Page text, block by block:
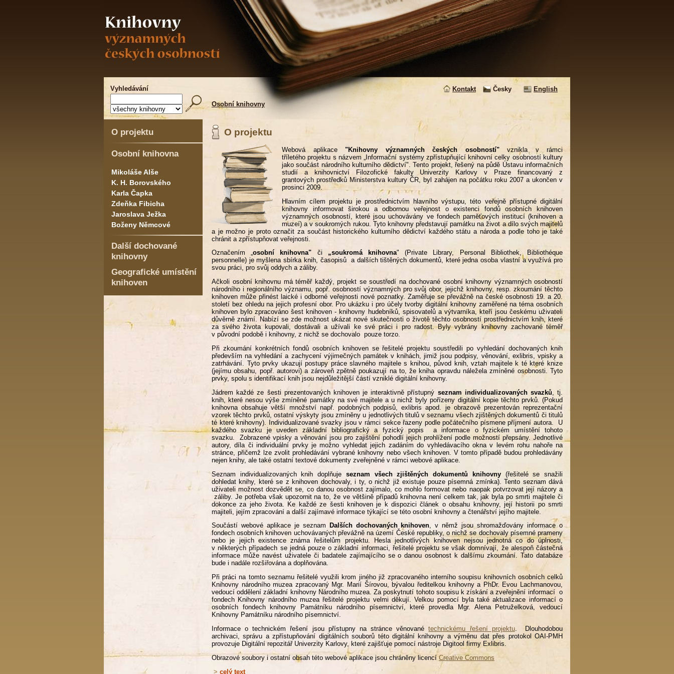
Vyhledávání Kontakt Česky
English
Osobní knihovny
O projektu
Osobní knihovna
Mikoláše Alše
K. H. Borovského
Karla Čapka
Zdeňka Fibicha
Jaroslava Ježka
Boženy Němcové
Další dochované
knihovny
Geografické umístění
knihoven
O projektu
Webová aplikace "Knihovny významných českých osobností"vznikla v rámci
tříletého projektu s názvem „Informační systémy zpřístupňující knihovní celky osobností kultury
jako součást národního kulturního dědictví". Tento projekt, řešený na půdě Ústavu informačních
studií a knihovnictví Filozofické fakulty Univerzity Karlovy v Praze financovaný z
grantových prostředků Ministerstva kultury ČR, byl zahájen na počátku roku 2007 a ukončen v
prosinci 2009.
Hlavním cílem projektu je prostřednictvím hlavního výstupu, této veřejně přístupné digitální
knihovny informovat širokou a odbornou veřejnost o existenci fondů osobních knihoven
významných osobností, které jsou uchovávány ve fondech paměťových institucí (knihoven a
muzeí) a v soukromých rukou. Tyto knihovny představují památku na život a dílo svých majitelů
a je možno je proto označit za součást historického kulturního dědictví každého státu a národa a podle toho je také
chránit a zpřístupňovat veřejnosti.
Označením „osobní knihovna" či „soukromá knihovna" (Private Library, Personal Bibliothek, Bibliothéque
personnelle) je myšlena sbírka knih, časopisů a dalších tištěných dokumentů, které jedna osoba vlastní a využívá pro
svou práci, pro svůj oddych a záliby.
Ačkoli osobní knihovnu má téměř každý, projekt se soustředí na dochované osobní knihovny významných osobností
národního i regionálního významu, popř. osobností významných pro svůj obor, jejichž knihovny, resp. zkoumání těchto
knihoven může přinést laické i odborné veřejnosti nové poznatky. Zaměřuje se převážně na české osobnosti 19. a 20.
století bez ohledu na jejich profesní obor. Pro ukázku i pro účely tvorby digitální knihovny zaměřené na téma osobních
knihoven bylo zpracováno šest knihoven - knihovny hudebníků, spisovatelů a výtvarníka, kteří jsou českému uživateli
důvěrně známí. Nabízí se zde možnost ukázat nové skutečnosti o životě těchto osobností prostřednictvím knih, které
za svého života kupovali, dostávali a užívali ke své práci i pro radost. Byly vybrány knihovny zachované téměř
v původní podobě i knihovny, z nichž se dochovalo pouze torzo.
Při zkoumání konkrétních fondů osobních knihoven se řešitelé projektu soustředili po vyhledání dochovaných knih
především na vyhledání a zachycení výjimečných památek v knihách, jimiž jsou podpisy, věnování, exlibris, vpisky a
zatrhávání. Tyto prvky ukazují postupy práce slavného majitele s knihou, původ knih, vztah majitele k té které knize
(jejímu obsahu, popř. autorovi) a zároveň zpětně poukazují na to, že kniha opravdu náležela zmíněné osobnosti. Tyto
prvky, spolu s identifikací knih jsou nejdůležitější částí vzniklé digitální knihovny.
Jádrem každé ze šesti prezentovaných knihoven je interaktivně přístupný seznam individualizovaných svazků , tj.
knih, které nesou výše zmíněné památky na své majitele a u nichž byly pořízeny digitální kopie těchto prvků. (Pokud
knihovna obsahuje větší množství např. podobných podpisů, exlibris apod. je obrazově prezentován reprezentační
vzorek těchto prvků, ostatní výskyty jsou zmíněny u jednotlivých titulů v seznamu všech zjištěných dokumentů či titulů
té které knihovny). Individualizované svazky jsou v rámci sekce řazeny podle počátečního písmene příjmení autora. U
každého svazku je uveden základní bibliografický a fyzický popis a informace o fyzickém umístění tohoto
svazku. Zobrazené vpisky a věnování jsou pro zajištění pohodlí jejich prohlížení podle možností přepsány. Jednotlivé
autory, díla či individuální prvky je možno vyhledat jejich zadáním do vyhledávacího okna v levém rohu nahoře na
stránce, přičemž lze zvolit prohledávání vybrané knihovny nebo všech knihoven. V tomto případě budou prohledávány
nejen knihy, ale také ostatní textové dokumenty zveřejněné v rámci webové aplikace.
Seznam individualizovaných knih doplňuje seznam všech zjištěných dokumentů knihovny(řešitelé se snažili
dohledat knihy, které se z knihoven dochovaly, i ty, o nichž již existuje pouze písemná zmínka). Tento seznam dává
uživateli možnost dozvědět se, co danou osobnost zajímalo, co mohlo formovat nebo naopak potvrzovat její názory a
záliby. Je potřeba však upozornit na to, že ve většině případů knihovna není celkem tak, jak byla po smrti majitele či
dokonce za jeho života. Ke každé ze šesti knihoven je k dispozici článek o obsahu knihovny, její historii po smrti
majiteli, jejím zpracování a další zajímavé informace týkající se této osobní knihovny a čtenářství jejího majitele.
Součástí webové aplikace je seznam
Dalších dochovaných knihoven, v němž jsou shromažďovány informace o
fondech osobních knihoven uchovávaných převážně na území České republiky, o nichž se dochovaly písemné prameny
nebo je jejich existence známa řešitelům projektu. Hesla jednotlivých knihoven nejsou jednotná co do úplnosti,
v některých případech se jedná pouze o základní informaci, řešitelé projektu se však domnívají, že alespoň částečná
informace může navést uživatele či badatele zajímajícího se o danou osobnost k dalšímu zkoumání. Tato databáze
bude i nadále rozšiřována a doplňována.
Při práci na tomto seznamu řešitelé využili krom jiného již zpracovaného interního soupisu knihovních osobních celků
Knihovny národního muzea zpracovaný Mgr. Marií Šírovou, bývalou ředitelkou knihovny a PhDr. Evou Lachmanovou,
vedoucí oddělení základní knihovny Národního muzea. Za poskytnutí tohoto soupisu k získání a zveřejnění informací o
fondech Knihovny národního muzea řešitelé projektu velmi děkují. Velkou pomocí byla také aktualizace informací o
osobních fondech knihovny Památníku národního písemnictví, které provedla Mgr. Alena Petruželková, vedoucí
Knihovny Památníku národního písemnictví.
Informace o technickém řešení jsou přístupny na stránce věnovanétechnickému řešení projektu. Dlouhodobou
archivaci, správu a zpřístupňování digitálních souborů této digitální knihovny a výměnu dat přes protokol OAI-PMH
provozuje Digitální repozitář Univerzity Karlovy, které zajišťuje pomocí nástroje Digitool firmy Exlibris.
Obrazové soubory i ostatní obsah této webové aplikace jsou chráněny licencíCreative Commons
> celý text